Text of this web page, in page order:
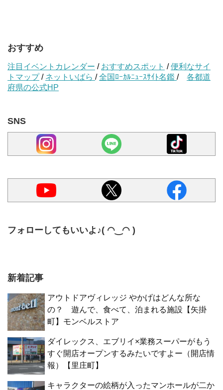
おすすめ
注目イベントカレンダー / おすすめスポット /便利なサイ
トマップ/ ネットいばら /全国ﾛｰｶﾙﾆｭｰｽｻｲﾄ名鑑 / 各都道
府県の公式HP
SNS
フォローしてもいいよ♪( ◠‿◠ )
新着記事
アウトドアヴィレッジ やかげはどんな所な
の？ 遊んで、食べて、泊まれる施設【矢掛
町】モンベルストア
ダイレックス、エブリイ×業務スーパーがもう
すぐ開店オープンするみたいですよー（開店情
報）【里庄町】
キャラクターの絵柄が入ったマンホールが二か